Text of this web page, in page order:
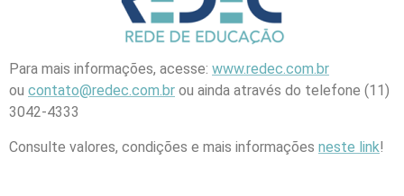
Para mais informações, acesse: www.redec.com.br
ou contato@redec.com.br ou ainda através do telefone (11)
3042-4333
Consulte valores, condições e mais informações neste link!